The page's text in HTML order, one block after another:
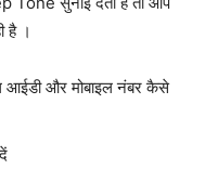
है ।
आईडी और मोबाइल नंबर कैसे